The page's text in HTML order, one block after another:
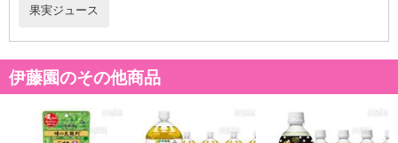
果実ジュース
伊藤園のその他商品